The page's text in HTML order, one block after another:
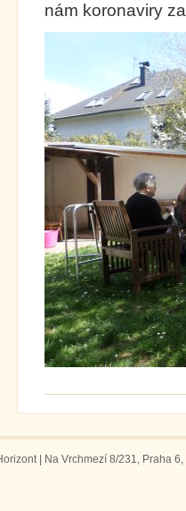
nám koronaviry
| Na Vrchmezí 8/231, Praha